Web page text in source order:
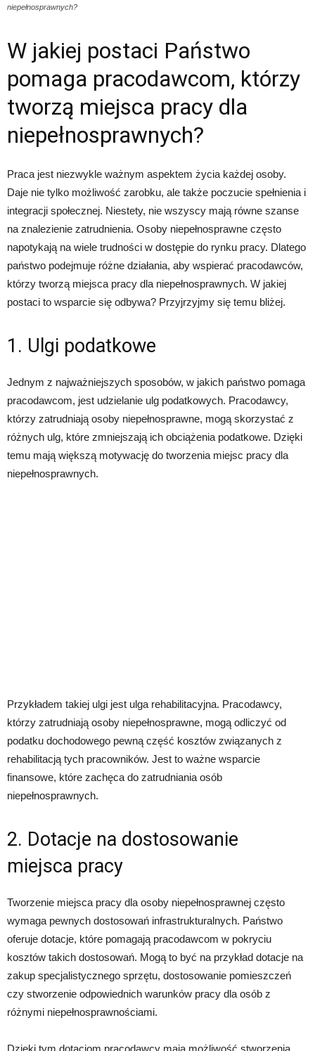
niepełnosprawnych?
W jakiej postaci Państwo
pomaga pracodawcom, którzy
tworzą miejsca pracy dla
niepełnosprawnych?
Praca jest niezwykle ważnym aspektem życia każdej osoby.
Daje nie tylko możliwość zarobku, ale także poczucie spełnienia i
integracji społecznej. Niestety, nie wszyscy mają równe szanse
na znalezienie zatrudnienia. Osoby niepełnosprawne często
napotykają na wiele trudności w dostępie do rynku pracy. Dlatego
państwo podejmuje różne działania, aby wspierać pracodawców,
którzy tworzą miejsca pracy dla niepełnosprawnych. W jakiej
postaci to wsparcie się odbywa? Przyjrzyjmy się temu bliżej.
1. Ulgi podatkowe
Jednym z najważniejszych sposobów, w jakich państwo pomaga
pracodawcom, jest udzielanie ulg podatkowych. Pracodawcy,
którzy zatrudniają osoby niepełnosprawne, mogą skorzystać z
różnych ulg, które zmniejszają ich obciążenia podatkowe. Dzięki
temu mają większą motywację do tworzenia miejsc pracy dla
niepełnosprawnych.
Przykładem takiej ulgi jest ulga rehabilitacyjna. Pracodawcy,
którzy zatrudniają osoby niepełnosprawne, mogą odliczyć od
podatku dochodowego pewną część kosztów związanych z
rehabilitacją tych pracowników. Jest to ważne wsparcie
finansowe, które zachęca do zatrudniania osób
niepełnosprawnych.
2. Dotacje na dostosowanie
miejsca pracy
Tworzenie miejsca pracy dla osoby niepełnosprawnej często
wymaga pewnych dostosowań infrastrukturalnych. Państwo
oferuje dotacje, które pomagają pracodawcom w pokryciu
kosztów takich dostosowań. Mogą to być na przykład dotacje na
zakup specjalistycznego sprzętu, dostosowanie pomieszczeń
czy stworzenie odpowiednich warunków pracy dla osób z
różnymi niepełnosprawnościami.